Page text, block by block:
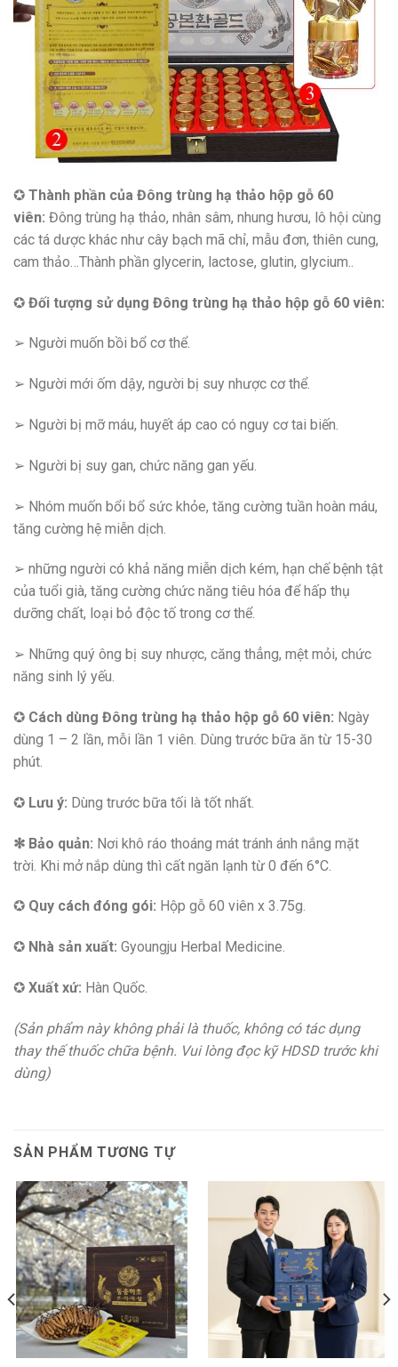
✪ Thành phần của Đông trùng hạ thảo hộp gỗ 60
viên: Đông trùng hạ thảo, nhân sâm, nhung hươu, lô hội cùng
các tá dược khác như cây bạch mã chỉ, mẫu đơn, thiên cung,
cam thảo…Thành phần glycerin, lactose, glutin, glycium..
✪ Đối tượng sử dụng Đông trùng hạ thảo hộp gỗ 60 viên:
➢ Người muốn bồi bổ cơ thể.
➢ Người mới ốm dậy, người bị suy nhược cơ thể.
➢ Người bị mỡ máu, huyết áp cao có nguy cơ tai biến.
➢ Người bị suy gan, chức năng gan yếu.
➢ Nhóm muốn bổi bổ sức khỏe, tăng cường tuần hoàn máu,
tăng cường hệ miễn dịch.
➢ những người có khả năng miễn dịch kém, hạn chế bệnh tật
của tuổi già, tăng cường chức năng tiêu hóa để hấp thụ
dưỡng chất, loại bỏ độc tố trong cơ thể.
➢ Những quý ông bị suy nhược, căng thẳng, mệt mỏi, chức
năng sinh lý yếu.
✪ Cách dùng Đông trùng hạ thảo hộp gỗ 60 viên: Ngày
dùng 1 – 2 lần, mỗi lần 1 viên. Dùng trước bữa ăn từ 15-30
phút.
✪ Lưu ý: Dùng trước bữa tối là tốt nhất.
✻ Bảo quản: Nơi khô ráo thoáng mát tránh ánh nắng mặt
trời. Khi mở nắp dùng thì cất ngăn lạnh từ 0 đến 6°C.
✪ Quy cách đóng gói: Hộp gỗ 60 viên x 3.75g.
✪ Nhà sản xuất: Gyoungju Herbal Medicine.
✪ Xuất xứ: Hàn Quốc.
(Sản phẩm này không phải là thuốc, không có tác dụng
thay thế thuốc chữa bệnh. Vui lòng đọc kỹ HDSD trước khi
dùng)
SẢN PHẨM TƯƠNG TỰ